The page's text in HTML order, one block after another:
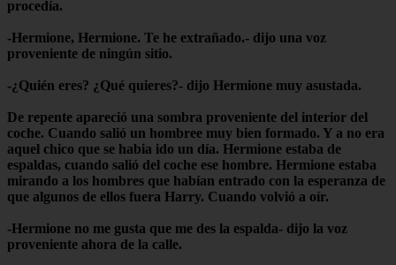
procedía.
-Hermione, Hermione. Te he extrañado.- dijo una voz
proveniente de ningún sitio.
-¿Quién eres? ¿Qué quieres?- dijo Hermione muy asustada.
De repente apareció una sombra proveniente del interior del
coche. Cuando salió un hombree muy bien formado. Y a no era
aquel chico que se habia ido un día. Hermione estaba de
espaldas, cuando salió del coche ese hombre. Hermione estaba
mirando a los hombres que habían entrado con la esperanza de
que algunos de ellos fuera Harry. Cuando volvió a oír.
-Hermione no me gusta que me des la espalda- dijo la voz
proveniente ahora de la calle.